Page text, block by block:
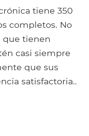
tiene 350
completos. No
que tienen
casi siempre
que sus
satisfactoria..